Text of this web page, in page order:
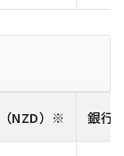
（NZD）※ 銀行